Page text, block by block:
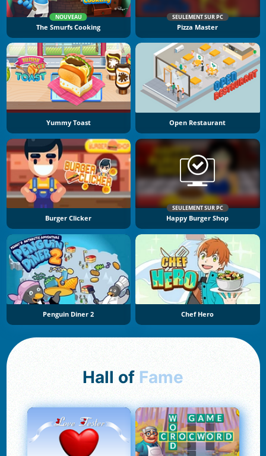
NOUVEAU
The Smurfs Cooking
SEULEMENT SUR PC
Pizza Master
Yummy Toast Open Restaurant
Burger Clicker
SEULEMENT SUR PC
Happy Burger Shop
Penguin Diner 2 Chef Hero
Hall of Fame